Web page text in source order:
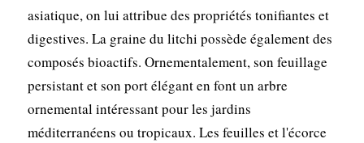
asiatique, on lui attribue des propriétés tonifiantes et
digestives. La graine du litchi possède également des
composés bioactifs. Ornementalement, son feuillage
persistant et son port élégant en font un arbre
ornemental intéressant pour les jardins
méditerranéens ou tropicaux. Les feuilles et l'écorce